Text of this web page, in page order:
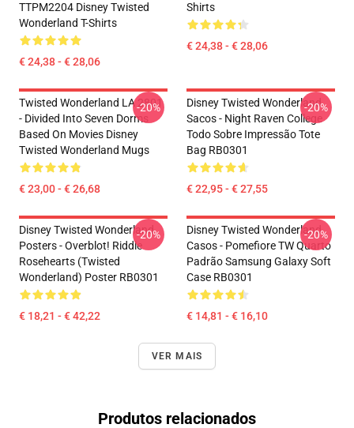
TTPM2204 Disney Twisted
Wonderland T-Shirts
€ 24,38 - € 28,06
Shirts
€ 24,38 - € 28,06
Twisted Wonderland LA 2801
- Divided Into Seven Dorms
Based On Movies Disney
Twisted Wonderland Mugs
€ 23,00 - € 26,68
-20%
Disney Twisted Wonderland
Sacos - Night Raven College
Todo Sobre Impressão Tote
Bag RB0301
€ 22,95 - € 27,55
-20%
Disney Twisted Wonderland
Posters - Overblot! Riddle
Rosehearts (Twisted
Wonderland) Poster RB0301
€ 18,21 - € 42,22
-20%
Disney Twisted Wonderland
Casos - Pomefiore TW Quarto
Padrão Samsung Galaxy Soft
Case RB0301
€ 14,81 - € 16,10
-20%
VER MAIS
Produtos relacionados